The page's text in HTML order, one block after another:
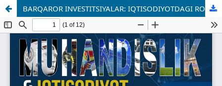
BARQAROR INVESTITSIYALAR: IQTISODIYOTDAGI ROLI VA DOLZARBLIGI